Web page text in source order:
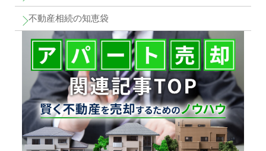
不動産相続の知恵袋